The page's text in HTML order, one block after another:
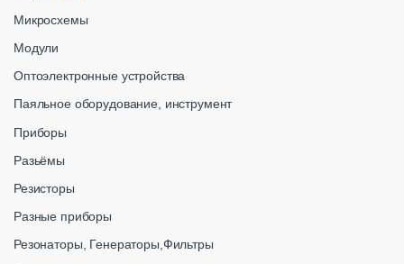
Микросхемы
Модули
Оптоэлектронные устройства
Паяльное оборудование, инструмент
Приборы
Разьёмы
Резисторы
Разные приборы
Резонаторы, Генераторы,Фильтры